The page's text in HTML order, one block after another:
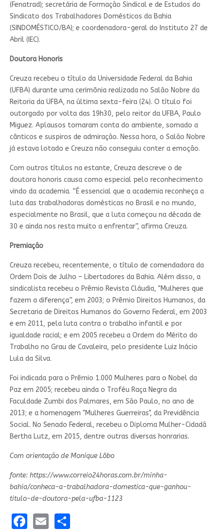
(Fenatrad); secretária de Formação Sindical e de Estudos do
Sindicato dos Trabalhadores Domésticos da Bahia
(SINDOMÉSTICO/BA); e coordenadora-geral do Instituto 27 de
Abril (IEC).
Doutora Honoris
Creuza recebeu o título da Universidade Federal da Bahia
(UFBA) durante uma cerimônia realizada no Salão Nobre da
Reitoria da UFBA, na última sexta-feira (24). O título foi
outorgado por volta das 19h30, pelo reitor da UFBA, Paulo
Miguez. Aplausos tomaram conta do ambiente, somado a
cânticos e suspiros de admiração. Nessa hora, o Salão Nobre
já estava lotado e Creuza não conseguiu conter a emoção.
Com outros títulos na estante, Creuza descreve o de
doutora honoris causa como especial pelo reconhecimento
vindo da academia. “É essencial que a academia reconheça a
luta das trabalhadoras domésticas no Brasil e no mundo,
especialmente no Brasil, que a luta começou na década de
30 e ainda nos resta muito a enfrentar”, afirma Creuza.
Premiação
Creuza recebeu, recentemente, o título de comendadora da
Ordem Dois de Julho – Libertadores da Bahia. Além disso, a
sindicalista recebeu o Prêmio Revista Cláudia, "Mulheres que
fazem a diferença”, em 2003; o Prêmio Direitos Humanos, da
Secretaria de Direitos Humanos do Governo Federal, em 2003
e em 2011, pela luta contra o trabalho infantil e por
igualdade racial; e em 2005 recebeu a Ordem do Mérito do
Trabalho no Grau de Cavaleira, pelo presidente Luiz Inácio
Lula da Silva.
Foi indicada para o Prêmio 1.000 Mulheres para o Nobel da
Paz em 2005; recebeu ainda o Troféu Raça Negra da
Faculdade Zumbi dos Palmares, em São Paulo, no ano de
2013; e a homenagem "Mulheres Guerreiras", da Previdência
Social. No Senado Federal, recebeu o Diploma Mulher-Cidadã
Bertha Lutz, em 2015, dentre outras diversas honrarias.
Com orientação de Monique Lôbo
fonte: https://www.correio24horas.com.br/minha-
bahia/conheca-a-trabalhadora-domestica-que-ganhou-
titulo-de-doutora-pela-ufba-1123
Facebook
EmailShare